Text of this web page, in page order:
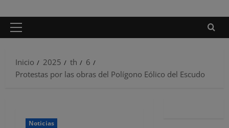
Menú
Inicio
2025 th
6
Protestas por las obras del Polígono Eólico del Escudo
Noticias